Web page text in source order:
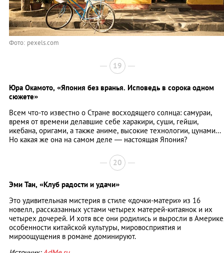
Фото: pexels.com
19
Юра Окамото, «Япония без вранья. Исповедь в сорока одном
сюжете»
Всем что-то известно о Стране восходящего солнца: самураи,
время от времени делавшие себе харакири, суши, гейши,
икебана, оригами, а также аниме, высокие технологии, цунами...
Но какая же она на самом деле — настоящая Япония?
20
Эми Тан, «Клуб радости и удачи»
Это удивительная мистерия в стиле «дочки-матери» из 16
новелл, рассказанных устами четырех матерей-китаянок и их
четырех дочерей. И хотя все они родились и выросли в
особенности китайской культуры, мировосприятия и
мироощущения в романе доминируют.